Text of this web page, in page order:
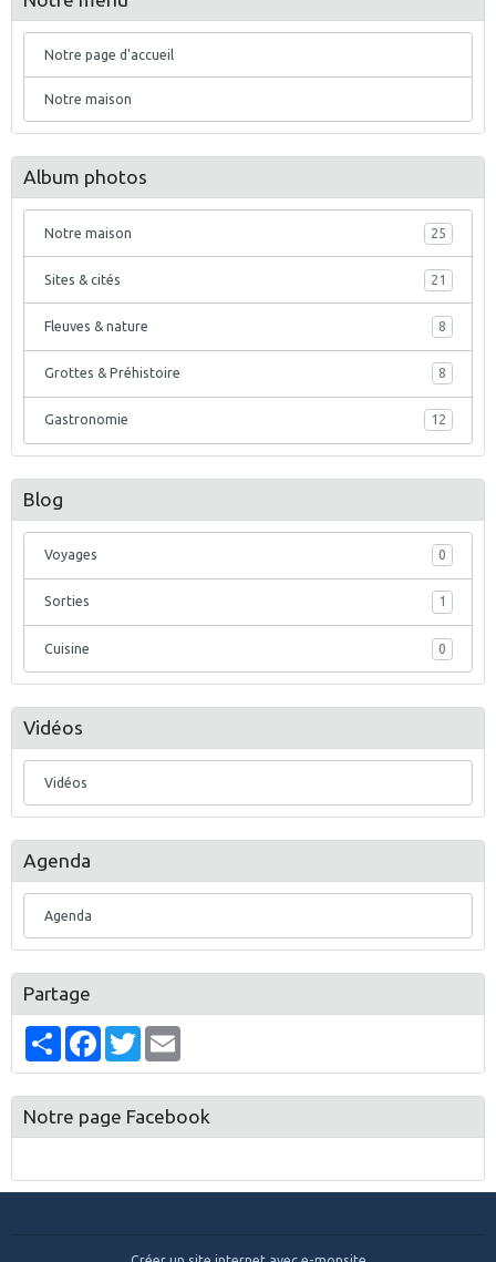
Notre page d'accueil
Notre maison
Album photos
Notre maison 25
Sites & cités 21
Fleuves & nature 8
Grottes & Préhistoire 8
Gastronomie 12
Blog
Voyages 0
Sorties 1
Cuisine 0
Vidéos
Vidéos
Agenda
Agenda
Partage
PartagerFacebookTwitter
Notre page Facebook